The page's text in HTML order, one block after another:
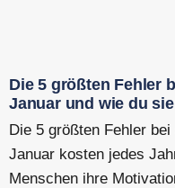
Die 5 größten Fehler
Januar und wie du
Die 5 größten Fehler
Januar kosten jedes
Menschen ihre